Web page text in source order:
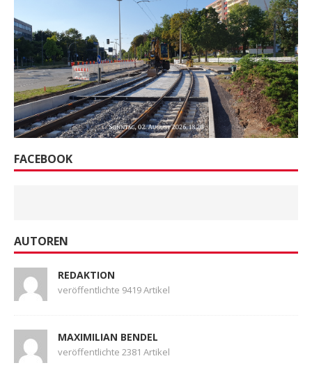
FACEBOOK
AUTOREN
REDAKTION
veröffentlichte 9419 Artikel
MAXIMILIAN BENDEL
veröffentlichte 2381 Artikel